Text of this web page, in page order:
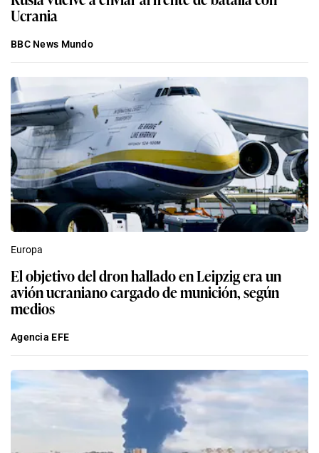
Ucrania
BBC News Mundo
Europa
El objetivo del dron hallado en Leipzig era un
avión ucraniano cargado de munición, según
medios
Agencia EFE